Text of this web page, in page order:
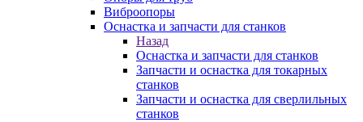
Виброопоры
Оснастка и запчасти для станков
Назад
Оснастка и запчасти для станков
Запчасти и оснастка для токарных
станков
Запчасти и оснастка для сверлильных
станков